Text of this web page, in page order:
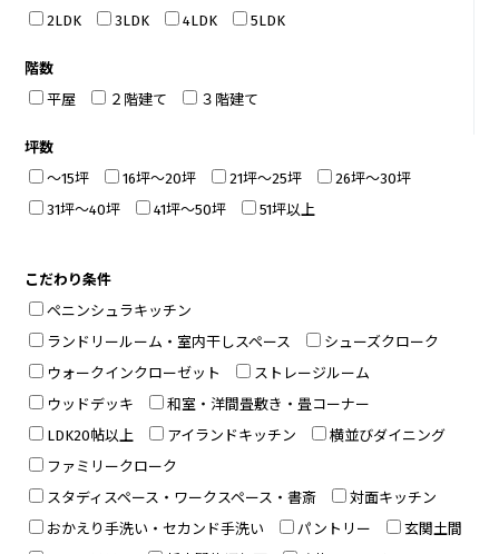
2LDK
3LDK 4LDK 5LDK
階数
平屋
２階建て ３階建て
坪数
～15坪
16坪～20坪 21坪～25坪
26坪～30坪
31坪～40坪
41坪～50坪 51坪以上
こだわり条件
ペニンシュラキッチン
ランドリールーム・室内干しスペース
シューズクローク
ウォークインクローゼット
ストレージルーム
ウッドデッキ
和室・洋間畳敷き・畳コーナー
LDK20帖以上
アイランドキッチン
横並びダイニング
ファミリークローク
スタディスペース・ワークスペース・書斎
対面キッチン
おかえり手洗い・セカンド手洗い
パントリー
玄関土間